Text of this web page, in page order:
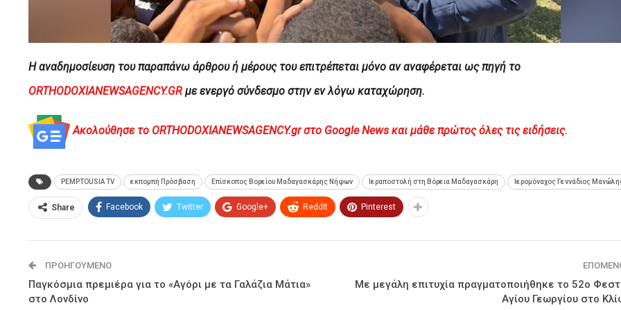
H αναδημοσίευση του παραπάνω άρθρου ή μέρους του επιτρέπεται μόνο αν αναφέρεται ως πηγή το
ORTHODOXIANEWSAGENCY.GR με ενεργό σύνδεσμο στην εν λόγω καταχώρηση.
Ακολούθησε το ORTHODOXIANEWSAGENCY.gr στο Google News και μάθε πρώτος όλες τις ειδήσεις.
PEMPTOUSIA TV εκπομπή Πρόσβαση Επίσκοπος Βορείου Μαδαγασκάρης Νήφων Ιεραποστολή στη Βόρεια Μαδαγασκάρη Ιερομόναχος Γεννάδιος
Share Facebook Twitter Google+ ReddIt Pinterest
ΠΡΟΗΓΟΎΜΕΝΟ
Παγκόσμια πρεμιέρα για το «Αγόρι με τα Γαλάζια Μάτια»
στο Λονδίνο
Με μεγάλη επιτυχία πραγματοποιήθηκε το 52ο
Αγίου Γεωργίου στο